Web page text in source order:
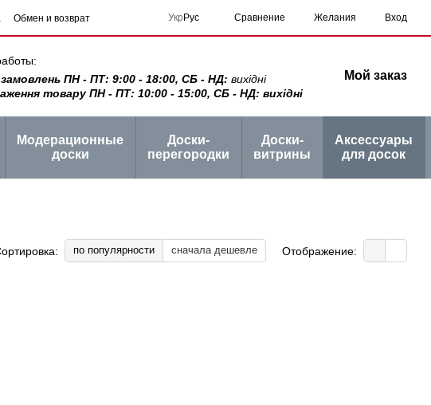
Обмен и возврат
Укр Рус Сравнение Желания Вход
ПН - ПТ: 9:00 - 18:00, СБ - НД: вихідні
товару ПН - ПТ: 10:00 - 15:00, СБ - НД: вихідні
Мой заказ
Модерационные
доски
Доски-
перегородки
Доски-
витрины
Аксессуары
для досок
по популярности сначала дешевле Отображение: